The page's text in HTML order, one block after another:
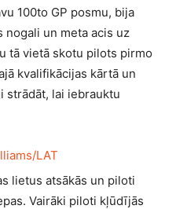
100to GP posmu, bija
un meta acis uz
tā vietā skotu pilots pirmo
kvalifikācijas kārtā un
strādāt, lai iebrauktu
lietus atsākās un piloti
Vairāki piloti kļūdījās